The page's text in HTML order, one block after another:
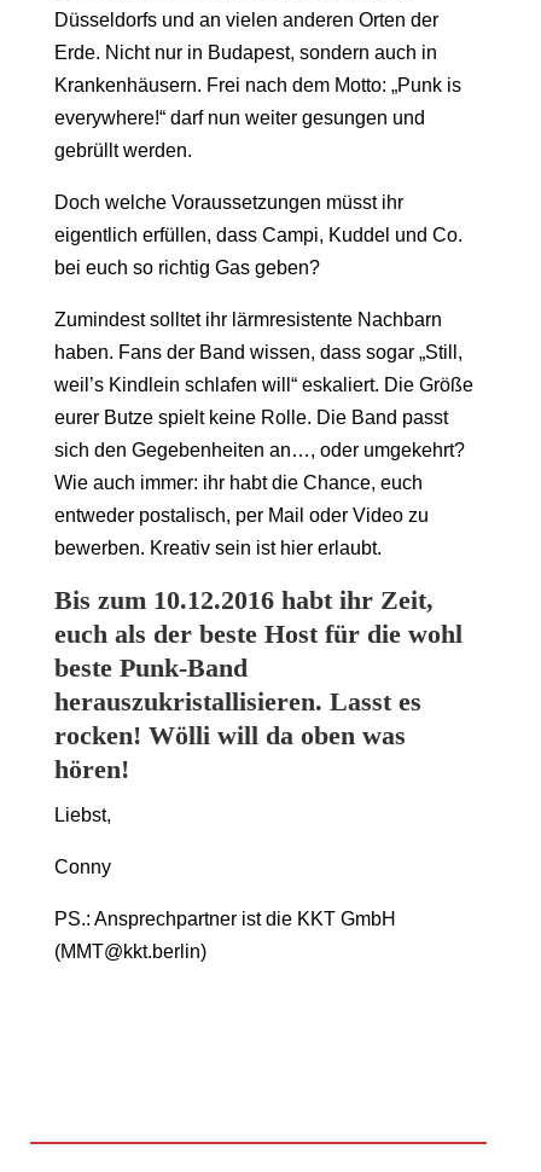
Düsseldorfs und an vielen anderen Orten der
Erde. Nicht nur in Budapest, sondern auch in
Krankenhäusern. Frei nach dem Motto: „Punk is
everywhere!“ darf nun weiter gesungen und
gebrüllt werden.
Doch welche Voraussetzungen müsst ihr
eigentlich erfüllen, dass Campi, Kuddel und Co.
bei euch so richtig Gas geben?
Zumindest solltet ihr lärmresistente Nachbarn
haben. Fans der Band wissen, dass sogar „Still,
weil’s Kindlein schlafen will“ eskaliert. Die Größe
eurer Butze spielt keine Rolle. Die Band passt
sich den Gegebenheiten an…, oder umgekehrt?
Wie auch immer: ihr habt die Chance, euch
entweder postalisch, per Mail oder Video zu
bewerben. Kreativ sein ist hier erlaubt.
Bis zum 10.12.2016 habt ihr Zeit,
euch als der beste Host für die wohl
beste Punk-Band
herauszukristallisieren. Lasst es
rocken! Wölli will da oben was
hören!
Liebst,
Conny
PS.: Ansprechpartner ist die KKT GmbH
(MMT@kkt.berlin)